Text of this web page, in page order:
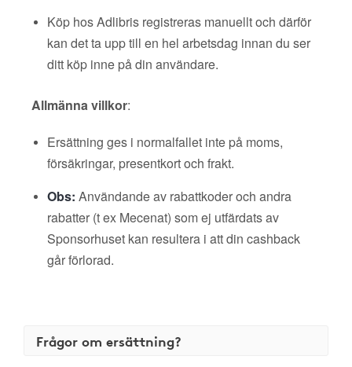
Köp hos Adlibris registreras manuellt och därför
kan det ta upp till en hel arbetsdag innan du ser
ditt köp inne på din användare.
Allmänna villkor:
Ersättning ges i normalfallet inte på moms,
försäkringar, presentkort och frakt.
Obs: Användande av rabattkoder och andra
rabatter (t ex Mecenat) som ej utfärdats av
Sponsorhuset kan resultera i att din cashback
går förlorad.
Frågor om ersättning?